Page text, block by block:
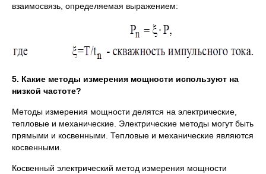
взаимосвязь, определяемая выражением:
5. Какие методы измерения мощности используют на
низкой частоте?
Методы измерения мощности делятся на электрические,
тепловые и механические. Электрические методы могут быть
прямыми и косвенными. Тепловые и механические являются
косвенными.
Косвенный электрический метод измерения мощности